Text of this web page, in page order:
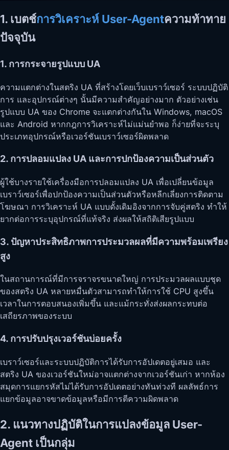
1. เบตช์การวิเคราะห์ User-Agentความท้าทาย
ปัจจุบัน
1. การกระจายรูปแบบ UA
ความแตกต่างในสตริง UA ที่สร้างโดยเว็บเบราว์เซอร์ ระบบปฏิบัติ
การ และอุปกรณ์ต่างๆ นั้นมีความสำคัญอย่างมาก ตัวอย่างเช่น
รูปแบบ UA ของ Chrome จะแตกต่างกันใน Windows, macOS
และ Android หากกฎการวิเคราะห์ไม่แม่นยำพอ ก็ง่ายที่จะระบุ
ประเภทอุปกรณ์หรือเวอร์ชันเบราว์เซอร์ผิดพลาด
2. การปลอมแปลง UA และการปกป้องความเป็นส่วนตัว
ผู้ใช้บางรายใช้เครื่องมือการปลอมแปลง UA เพื่อเปลี่ยนข้อมูล
เบราว์เซอร์เพื่อปกป้องความเป็นส่วนตัวหรือหลีกเลี่ยงการติดตาม
โฆษณา การวิเคราะห์ UA แบบดั้งเดิมอิงจากการจับคู่สตริง ทำให้
ยากต่อการระบุอุปกรณ์ที่แท้จริง ส่งผลให้สถิติเสียรูปแบบ
3. ปัญหาประสิทธิภาพการประมวลผลที่มีความพร้อมเพรียง
สูง
ในสถานการณ์ที่มีการจราจรขนาดใหญ่ การประมวลผลแบบชุด
ของสตริง UA หลายหมื่นตัวสามารถทำให้การใช้ CPU สูงขึ้น
เวลาในการตอบสนองเพิ่มขึ้น และแม้กระทั่งส่งผลกระทบต่อ
เสถียรภาพของระบบ
4. การปรับปรุงเวอร์ชันบ่อยครั้ง
เบราว์เซอร์และระบบปฏิบัติการได้รับการอัปเดตอยู่เสมอ และ
สตริง UA ของเวอร์ชันใหม่อาจแตกต่างจากเวอร์ชันเก่า หากห้อง
สมุดการแยกรหัสไม่ได้รับการอัปเดตอย่างทันท่วงที ผลลัพธ์การ
แยกข้อมูลอาจขาดข้อมูลหรือมีการตีความผิดพลาด
2. แนวทางปฏิบัติในการแปลงข้อมูล User-
Agent เป็นกลุ่ม